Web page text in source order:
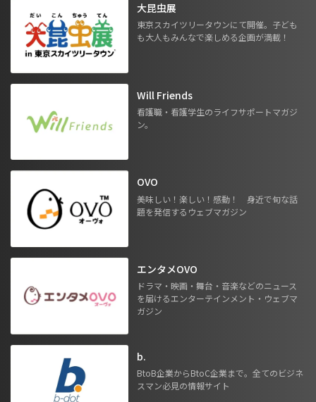
大昆虫展
東京スカイツリータウンにて開催。子ども
も大人もみんなで楽しめる企画が満載！
Will Friends
看護職・看護学生のライフサポートマガジ
ン。
OVO
美味しい！楽しい！感動！ 身近で旬な話
題を発信するウェブマガジン
エンタメOVO
ドラマ・映画・舞台・音楽などのニュース
を届けるエンターテインメント・ウェブマ
ガジン
b.
BtoB企業からBtoC企業まで。全てのビジネ
スマン必見の情報サイト